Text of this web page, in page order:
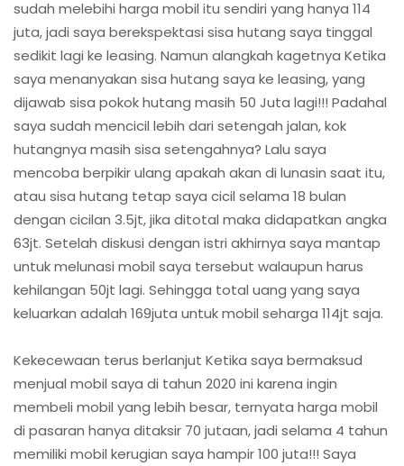
sudah melebihi harga mobil itu sendiri yang hanya 114
juta, jadi saya berekspektasi sisa hutang saya tinggal
sedikit lagi ke leasing. Namun alangkah kagetnya Ketika
saya menanyakan sisa hutang saya ke leasing, yang
dijawab sisa pokok hutang masih 50 Juta lagi!!! Padahal
saya sudah mencicil lebih dari setengah jalan, kok
hutangnya masih sisa setengahnya? Lalu saya
mencoba berpikir ulang apakah akan di lunasin saat itu,
atau sisa hutang tetap saya cicil selama 18 bulan
dengan cicilan 3.5jt, jika ditotal maka didapatkan angka
63jt. Setelah diskusi dengan istri akhirnya saya mantap
untuk melunasi mobil saya tersebut walaupun harus
kehilangan 50jt lagi. Sehingga total uang yang saya
keluarkan adalah 169juta untuk mobil seharga 114jt saja.
Kekecewaan terus berlanjut Ketika saya bermaksud
menjual mobil saya di tahun 2020 ini karena ingin
membeli mobil yang lebih besar, ternyata harga mobil
di pasaran hanya ditaksir 70 jutaan, jadi selama 4 tahun
memiliki mobil kerugian saya hampir 100 juta!!! Saya